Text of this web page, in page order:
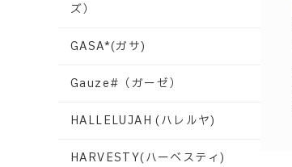
ズ）
GASA*(ガサ)
Gauze#（ガーゼ）
HALLELUJAH (ハレルヤ)
HARVESTY(ハーベスティ)